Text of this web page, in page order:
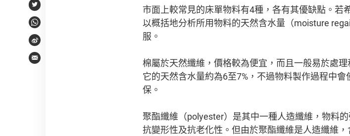
Twitter
WhatsApp
Weibo
Email
市面上較常見的床單物料有4種，各有其優缺點。若
以概括地分析所用物料的天然含水量（moisture
服。
棉屬於天然纖維，價格較為便宜，而且一般易於處
它的天然含水量約為6至7%，不過物料製作過程中
保。
聚酯纖維（polyester）是其中一種人造纖維，物料
抗變形性及抗老化性。但由於聚酯纖維是人造纖維